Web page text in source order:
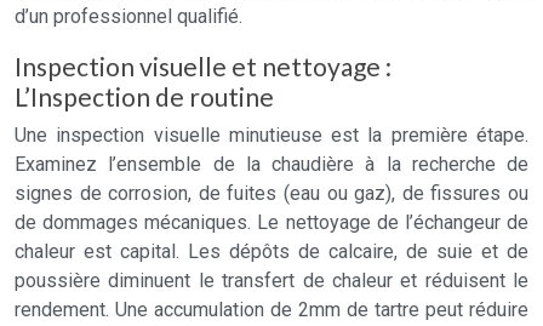
d’un professionnel qualifié.
Inspection visuelle et nettoyage :
L’Inspection de routine
Une inspection visuelle minutieuse est la première étape.
Examinez l’ensemble de la chaudière à la recherche de
signes de corrosion, de fuites (eau ou gaz), de fissures ou
de dommages mécaniques. Le nettoyage de l’échangeur de
chaleur est capital. Les dépôts de calcaire, de suie et de
poussière diminuent le transfert de chaleur et réduisent le
rendement. Une accumulation de 2mm de tartre peut réduire